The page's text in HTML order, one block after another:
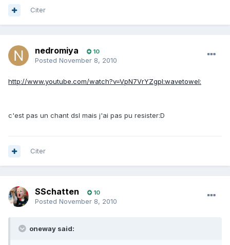
Citer
nedromiya 10
Posted November 8, 2010
http://www.youtube.com/watch?v=VpN7VrYZgpI:wavetowel:
c'est pas un chant dsl mais j'ai pas pu resister:D
Citer
SSchatten 10
Posted November 8, 2010
oneway said: